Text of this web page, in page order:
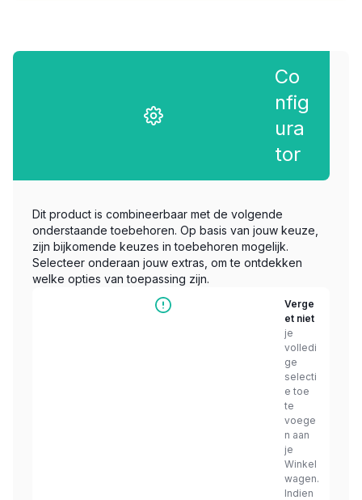
Co
nfig
ura
tor
Dit product is combineerbaar met de volgende
onderstaande toebehoren. Op basis van jouw keuze,
zijn bijkomende keuzes in toebehoren mogelijk.
Selecteer onderaan jouw extras, om te ontdekken
welke opties van toepassing zijn.
Verge
et niet
je
volledi
ge
selecti
e toe
te
voege
n aan
je
Winkel
wagen.
Indien